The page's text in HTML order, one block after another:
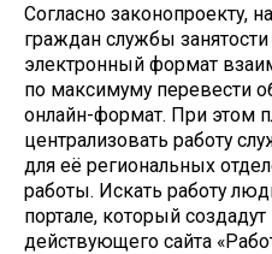
Согласно законопроекту,
граждан службы занятости
электронный формат
по максимуму перевести
онлайн-формат. При этом
централизовать работу
для её региональных
работы. Искать работу
портале, который
действующего сайта